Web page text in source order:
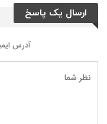
ارسال یک پاسخ
آدرس